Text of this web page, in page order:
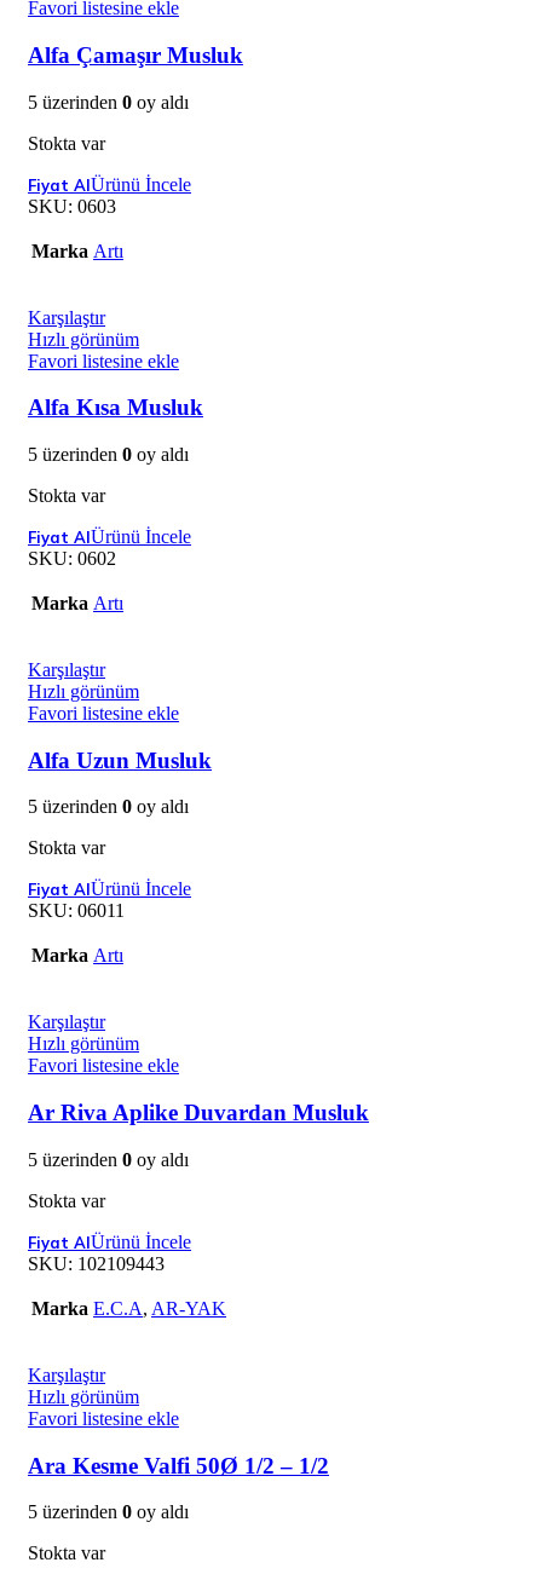
Favori listesine ekle
Alfa Çamaşır Musluk
5 üzerinden 0 oy aldı
Stokta var
Ürünü İncele
SKU: 0603
Marka Artı
Karşılaştır
Hızlı görünüm
Favori listesine ekle
Alfa Kısa Musluk
5 üzerinden 0 oy aldı
Stokta var
Ürünü İncele
SKU: 0602
Marka Artı
Karşılaştır
Hızlı görünüm
Favori listesine ekle
Alfa Uzun Musluk
5 üzerinden 0 oy aldı
Stokta var
Ürünü İncele
SKU: 06011
Marka Artı
Karşılaştır
Hızlı görünüm
Favori listesine ekle
Ar Riva Aplike Duvardan Musluk
5 üzerinden 0 oy aldı
Stokta var
Ürünü İncele
SKU: 102109443
Marka E.C.A, AR-YAK
Karşılaştır
Hızlı görünüm
Favori listesine ekle
Ara Kesme Valfi 50Ø 1/2 – 1/2
5 üzerinden 0 oy aldı
Stokta var